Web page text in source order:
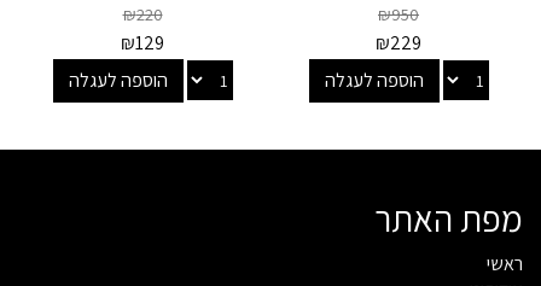
₪950
₪229
הוספה לעגלה
₪220
₪129
הוספה לעגלה
מפת האתר
ראשי